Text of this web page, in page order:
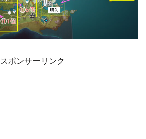
スポンサーリンク